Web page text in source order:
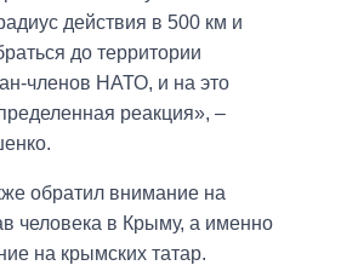
действия в 500 км и
до территории
членов НАТО, и на это
реакция», –
обратил внимание на
человека в Крыму, а именно
на крымских татар.